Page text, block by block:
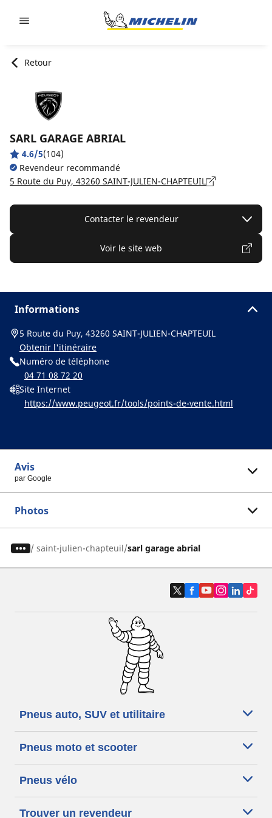
Retour
SARL GARAGE ABRIAL
4.6/5(104)
Revendeur recommandé
5 Route du Puy, 43260 SAINT-JULIEN-CHAPTEUIL
Contacter le revendeur
Voir le site web
Informations
5 Route du Puy, 43260 SAINT-JULIEN-CHAPTEUIL
Obtenir l'itinéraire
Numéro de téléphone
04 71 08 72 20
Site Internet
https://www.peugeot.fr/tools/points-de-vente.html
Avis
par Google
Photos
/ saint-julien-chapteuil sarl garage abrial
Pneus auto, SUV et utilitaire
Pneus moto et scooter
Pneus vélo
Trouver un revendeur